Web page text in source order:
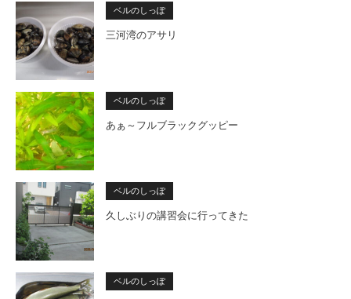
ベルのしっぽ
三河湾のアサリ
ベルのしっぽ
あぁ～フルブラックグッピー
ベルのしっぽ
久しぶりの講習会に行ってきた
ベルのしっぽ